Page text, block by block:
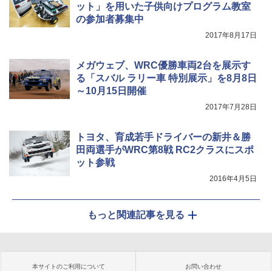
ット」を用いた子供向けプログラム教室
の参加者募集中
2017年8月17日
メガウェブ、WRC優勝車両2台を展示す
る「スバル ラリー車 特別展示」を8月8日
～10月15日開催
2017年7月28日
トヨタ、育成若手ドライバーの新井＆勝
田両選手がWRC第8戦 RC2クラスにスポ
ット参戦
2016年4月5日
もっと関連記事を見る
本サイトのご利用について お問い合わせ